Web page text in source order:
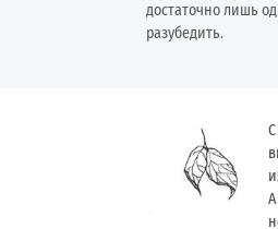
достаточно лишь
разубедить.